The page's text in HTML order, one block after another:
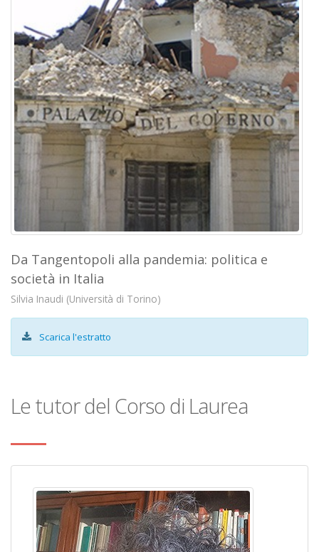
Da Tangentopoli alla pandemia: politica e
società in Italia
Silvia Inaudi (Università di Torino)
Scarica l'estratto
Le tutor del Corso di Laurea